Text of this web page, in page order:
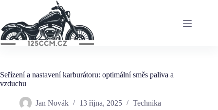
content
Seřízení a nastavení karburátoru: optimální směs paliva a
vzduchu
Jan Novák 13 října, 2025 Technika